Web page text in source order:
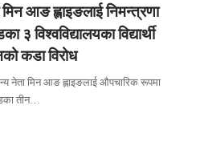
आङ ह्लाइङलाई निमन्त्रणा
३ विश्वविद्यालयका विद्यार्थी
कडा विरोध
नेता मिन आङ ह्लाइङलाई औपचारिक रूपमा
तीन…